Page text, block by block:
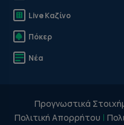
Live Καζίνο
Πόκερ
Νέα
Προγνωστικά
Πολιτική Απορρήτου